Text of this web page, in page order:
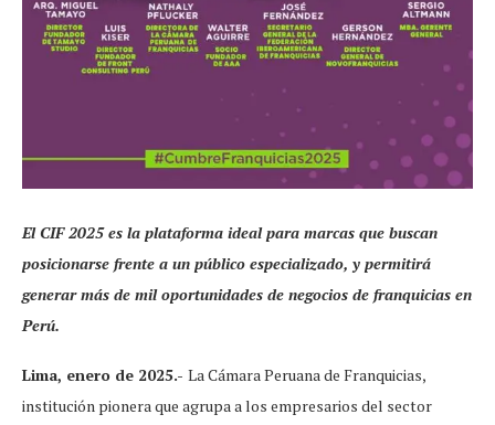
El CIF 2025 es la plataforma ideal para marcas que buscan
posicionarse frente a un público especializado, y permitirá
generar más de mil oportunidades de negocios de franquicias en
Perú.
Lima, enero de 2025.- La Cámara Peruana de Franquicias,
institución pionera que agrupa a los empresarios del sector